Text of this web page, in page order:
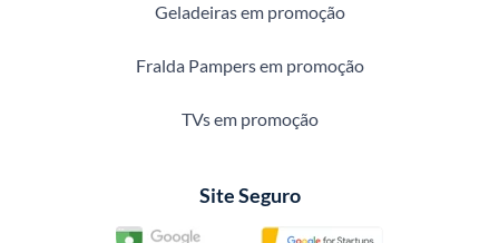
Geladeiras em promoção
Fralda Pampers em promoção
TVs em promoção
Site Seguro